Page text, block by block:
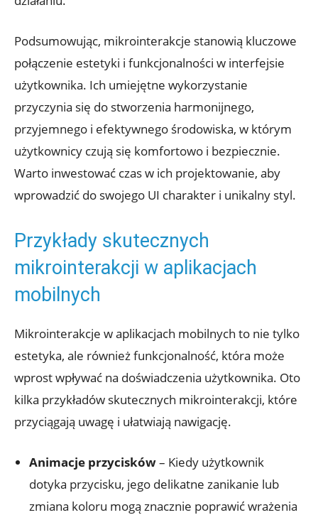
Podsumowując, mikrointerakcje stanowią kluczowe
połączenie estetyki i funkcjonalności w interfejsie
użytkownika. Ich umiejętne wykorzystanie
przyczynia się do stworzenia harmonijnego,
przyjemnego i efektywnego środowiska, w którym
użytkownicy czują się komfortowo i bezpiecznie.
Warto inwestować czas w ich projektowanie, aby
wprowadzić do swojego UI charakter i unikalny styl.
Przykłady skutecznych
mikrointerakcji w aplikacjach
mobilnych
Mikrointerakcje w aplikacjach mobilnych to nie tylko
estetyka, ale również funkcjonalność, która może
wprost wpływać na doświadczenia użytkownika. Oto
kilka przykładów skutecznych mikrointerakcji, które
przyciągają uwagę i ułatwiają nawigację.
Animacje przycisków– Kiedy użytkownik
dotyka przycisku, jego delikatne zanikanie lub
zmiana koloru mogą znacznie poprawić wrażenia